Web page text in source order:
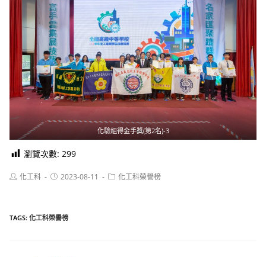
化驗組得金手獎(第2名)-3
瀏覽次數: 299
Post化工科
Post2023-08-11
Post化工科榮譽榜
TAGS:化工科榮譽榜